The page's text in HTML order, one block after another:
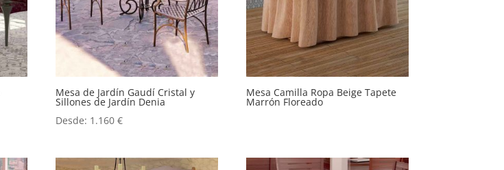
Mesa de Jardín Gaudí Cristal y
Sillones de Jardín Denia
Desde: 1.160€
Mesa Camilla Ropa Beige Tapete
Marrón Floreado